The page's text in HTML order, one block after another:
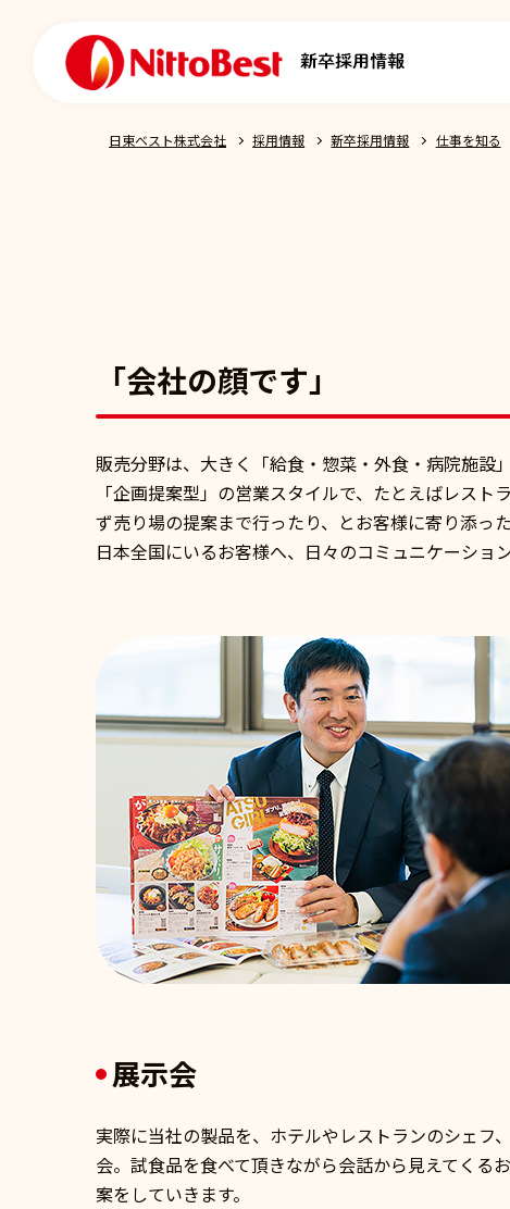
日東ベスト株式会社 採用情報 新卒採用情報 仕事を知る
「会社の顔です」
販売分野は、大きく「給食・惣菜・外食・病院施設
「企画提案型」の営業スタイルで、たとえばレス
ず売り場の提案まで行ったり、とお客様に寄り添っ
日本全国にいるお客様へ、日々のコミュニケーショ
展示会
実際に当社の製品を、ホテルやレストランのシェフ
会。試食品を食べて頂きながら会話から見えてくる
案をしていきます。